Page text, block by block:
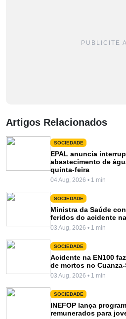
PUBLICITE
Artigos Relacionados
SOCIEDADE
EPAL anuncia
abastecimento de
quinta-feira
04 Aug, 2026 • 1 min
SOCIEDADE
Ministra da Saúde
feridos do acidente
03 Aug, 2026 • 1 min
SOCIEDADE
Acidente na EN100
de mortos no Cuanza-
03 Aug, 2026 • 1 min
SOCIEDADE
INEFOP lança
remunerados para